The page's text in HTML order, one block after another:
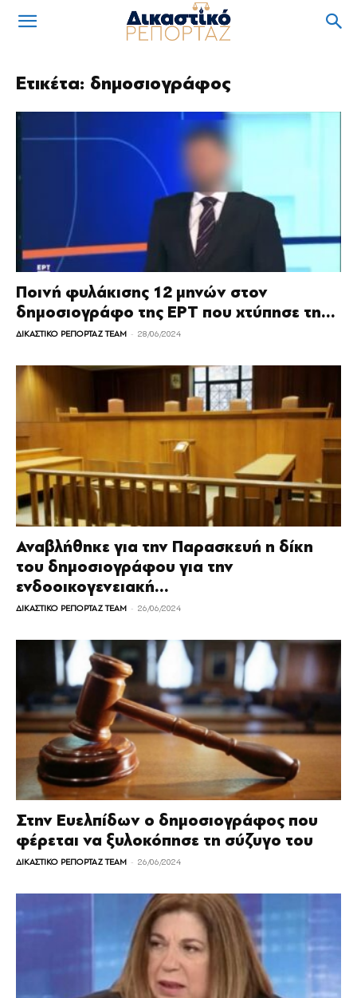
Ετικέτα: δημοσιογράφος
Ποινή φυλάκισης 12 μηνών στον
δημοσιογράφο της ΕΡΤ που χτύπησε τη...
ΔΙΚΑΣΤΙΚΟ ΡΕΠΟΡΤΑΖ TEAM - 28/06/2024
Αναβλήθηκε για την Παρασκευή η δίκη
του δημοσιογράφου για την
ενδοοικογενειακή...
ΔΙΚΑΣΤΙΚΟ ΡΕΠΟΡΤΑΖ TEAM - 26/06/2024
Στην Ευελπίδων ο δημοσιογράφος που
φέρεται να ξυλοκόπησε τη σύζυγο του
ΔΙΚΑΣΤΙΚΟ ΡΕΠΟΡΤΑΖ TEAM - 26/06/2024